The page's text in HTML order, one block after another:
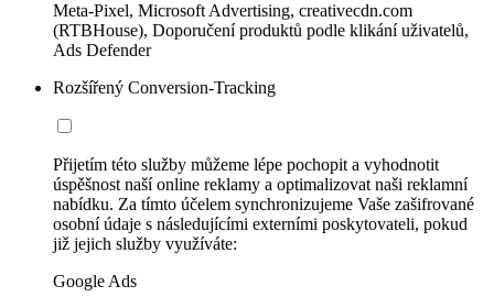
Meta-Pixel, Microsoft Advertising, creativecdn.com
(RTBHouse), Doporučení produktů podle klikání uživatelů,
Ads Defender
Rozšířený Conversion-Tracking
Přijetím této služby můžeme lépe pochopit a vyhodnotit
úspěšnost naší online reklamy a optimalizovat naši reklamní
nabídku. Za tímto účelem synchronizujeme Vaše zašifrované
osobní údaje s následujícími externími poskytovateli, pokud
již jejich služby využíváte:
Google Ads